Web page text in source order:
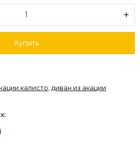
Купить
калисто,диван из акации